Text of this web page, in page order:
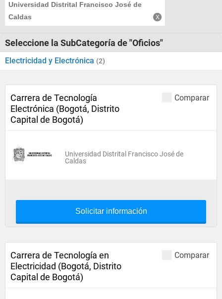
Universidad Distrital Francisco José de
Caldas
Seleccione la SubCategoría de "Oficios"
Electricidad y Electrónica (2)
Comparar
Carrera de Tecnología
Electrónica (Bogotá, Distrito
Capital de Bogotá)
Universidad Distrital Francisco José de
Caldas
Solicitar información
Comparar
Carrera de Tecnología en
Electricidad (Bogotá, Distrito
Capital de Bogotá)